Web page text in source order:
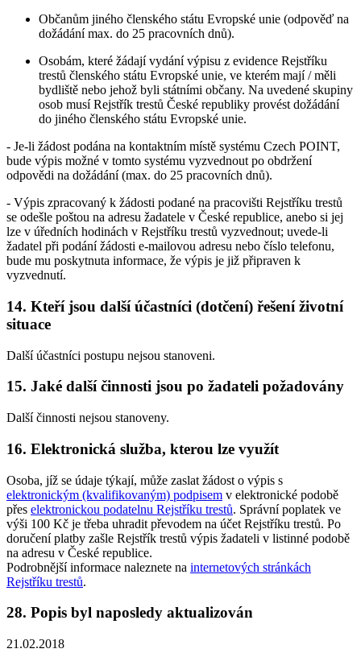
Občanům jiného členského státu Evropské unie (odpověď na
dožádání max. do 25 pracovních dnů).
Osobám, které žádají vydání výpisu z evidence Rejstříku
trestů členského státu Evropské unie, ve kterém mají / měli
bydliště nebo jehož byli státními občany. Na uvedené skupiny
osob musí Rejstřík trestů České republiky provést dožádání
do jiného členského státu Evropské unie.
- Je-li žádost podána na kontaktním místě systému Czech POINT,
bude výpis možné v tomto systému vyzvednout po obdržení
odpovědi na dožádání (max. do 25 pracovních dnů).
- Výpis zpracovaný k žádosti podané na pracovišti Rejstříku trestů
se odešle poštou na adresu žadatele v České republice, anebo si jej
lze v úředních hodinách v Rejstříku trestů vyzvednout; uvede-li
žadatel při podání žádosti e-mailovou adresu nebo číslo telefonu,
bude mu poskytnuta informace, že výpis je již připraven k
vyzvednutí.
14. Kteří jsou další účastníci (dotčení) řešení životní
situace
Další účastníci postupu nejsou stanoveni.
15. Jaké další činnosti jsou po žadateli požadovány
Další činnosti nejsou stanoveny.
16. Elektronická služba, kterou lze využít
Osoba, jíž se údaje týkají, může zaslat žádost o výpis s
elektronickým (kvalifikovaným) podpisem v elektronické podobě
přes elektronickou podatelnu Rejstříku trestů. Správní poplatek ve
výši 100 Kč je třeba uhradit převodem na účet Rejstříku trestů. Po
doručení platby zašle Rejstřík trestů výpis žadateli v listinné podobě
na adresu v České republice.
Podrobnější informace naleznete na internetových stránkách
Rejstříku trestů.
28. Popis byl naposledy aktualizován
21.02.2018